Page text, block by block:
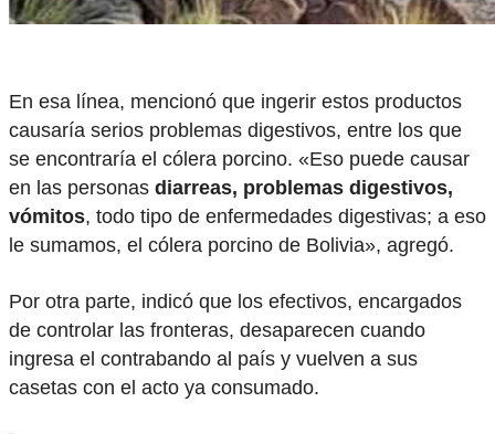
En esa línea, mencionó que ingerir estos productos
causaría serios problemas digestivos, entre los que
se encontraría el cólera porcino. «Eso puede causar
en las personas diarreas, problemas digestivos,
vómitos, todo tipo de enfermedades digestivas; a eso
le sumamos, el cólera porcino de Bolivia», agregó.
Por otra parte, indicó que los efectivos, encargados
de controlar las fronteras, desaparecen cuando
ingresa el contrabando al país y vuelven a sus
casetas con el acto ya consumado.